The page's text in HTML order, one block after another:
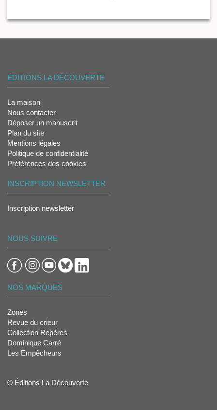
ÉDITIONS LA DÉCOUVERTE
La maison
Nous contacter
Déposer un manuscrit
Plan du site
Mentions légales
Politique de confidentialité
Préférences des cookies
INSCRIPTION NEWSLETTER
Inscription newsletter
NOUS SUIVRE
NOS MARQUES
Zones
Revue du crieur
Collection Repères
Dominique Carré
Les Empêcheurs
© Éditions La Découverte